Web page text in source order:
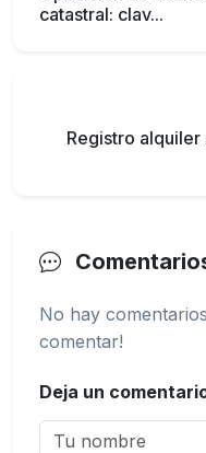
catastral: clav...
Registro
No hay
comentar!
Deja un